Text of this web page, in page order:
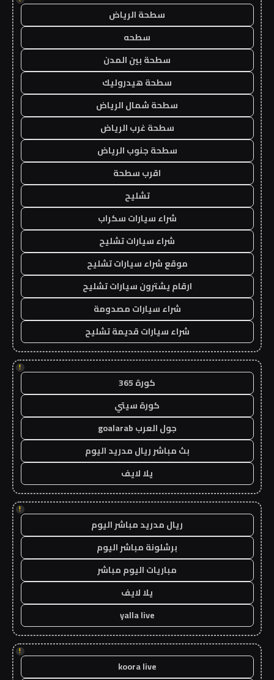
سطحة الرياض
سطحه
سطحة بين المدن
سطحة هيدروليك
سطحة شمال الرياض
سطحة غرب الرياض
سطحة جنوب الرياض
اقرب سطحة
تشليح
شراء سيارات سكراب
شراء سيارات تشليح
موقع شراء سيارات تشليح
ارقام يشترون سيارات تشليح
شراء سيارات مصدومة
شراء سيارات قديمة تشليح
!
كورة 365
كورة سيتي
جول العرب goalarab
بث مباشر ريال مدريد اليوم
يلا لايف
!
ريال مدريد مباشر اليوم
برشلونة مباشر اليوم
مباريات اليوم مباشر
يلا لايف
yalla live
!
koora live